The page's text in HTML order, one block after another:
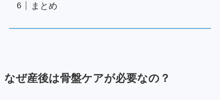
まとめ
なぜ産後は骨盤ケアが必要なの？